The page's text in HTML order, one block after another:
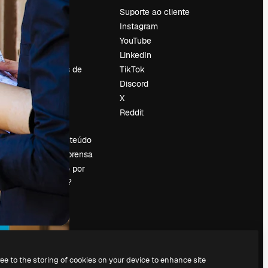
Sobre nós
Reviews
Emprego
Tendências de
pesquisa
Blog
Eventos
Slidesgo
Vender conteúdo
Sala de imprensa
Procurando por
magnific.ai?
Suporte ao cliente
Instagram
YouTube
LinkedIn
TikTok
Discord
X
Reddit
to the storing of cookies on your device to enhance site